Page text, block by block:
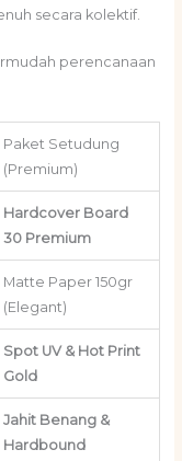
secara kolektif.
perencanaan
Paket Setudung
(Premium)
Hardcover Board
30 Premium
Matte Paper 150gr
(Elegant)
Spot UV & Hot Print
Gold
Jahit Benang &
Hardbound